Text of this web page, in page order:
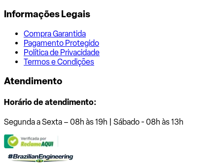
Informações Legais
Compra Garantida
Pagamento Protegido
Política de Privacidade
Termos e Condições
Atendimento
Horário de atendimento:
Segunda a Sexta – 08h às 19h | Sábado - 08h às 13h